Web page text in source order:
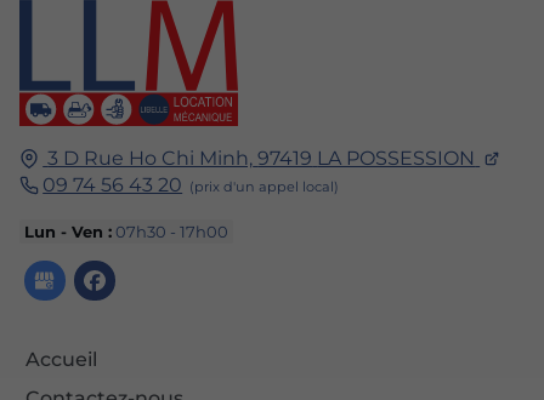
3 D Rue Ho Chi Minh, 97419 LA POSSESSION
09 74 56 43 20
Lun - Ven : 07h30 - 17h00
Accueil